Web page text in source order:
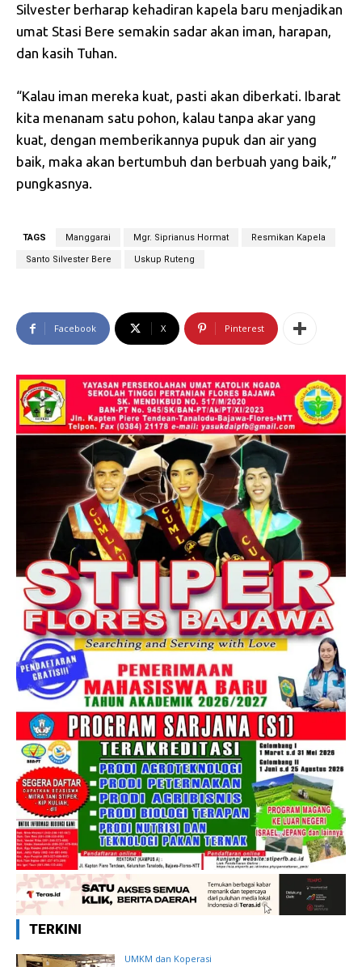
Silvester berharap kehadiran kapela baru menjadikan
umat Stasi Bere semakin sadar akan iman, harapan,
dan kasih Tuhan.
“Kalau iman mereka kuat, pasti akan diberkati. Ibarat
kita menanam satu pohon, kalau tanpa akar yang
kuat, dengan memberikannya pupuk dan air yang
baik, maka akan bertumbuh dan berbuah yang baik,”
pungkasnya.
TAGS Manggarai Mgr. Siprianus Hormat Resmikan Kapela
Santo Silvester Bere Uskup Ruteng
Facebook X Pinterest
TERKINI
UMKM dan Koperasi